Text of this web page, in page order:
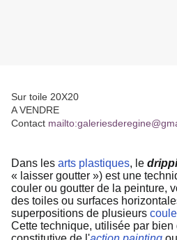
Sur toile 20X20
A VENDRE
Contact
Dans les arts plastiques, le
« laisser goutter ») est une
couler ou goutter de la peinture,
des toiles ou surfaces
superpositions de plusieurs
Cette technique, utilisée par bien